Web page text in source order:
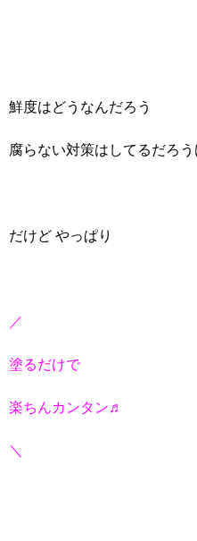
鮮度はどうなんだろう
腐らない対策はしてるだろ
だけど やっぱり
／
塗るだけで
楽ちんカンタン♬
＼